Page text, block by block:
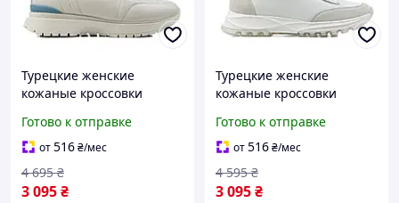
Турецкие женские
кожаные кроссовки
высокой подошве и
удобной платформе
молодежные
Готово к отправке
от516₴/мес
3 095₴
4 695 ₴
Турецкие женские
кожаные кроссовки
высокой подошве и
удобной платформе
молодежные
Готово к отправке
от516₴/мес
3 095₴
4 595 ₴